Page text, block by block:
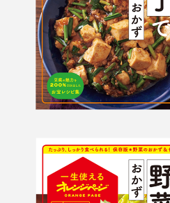
野菜たっぷりお
＆作りおき